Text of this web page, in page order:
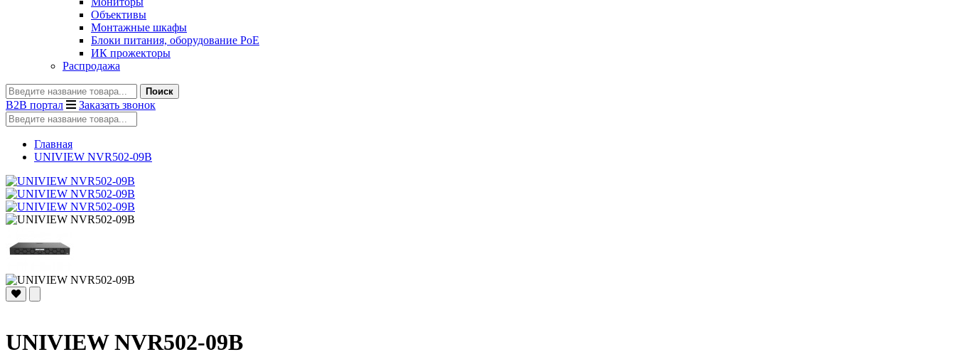
Объективы
Монтажные шкафы
Блоки питания, оборудование PoE
ИК прожекторы
Распродажа
Поиск
B2B портал Заказать звонок
Главная
UNIVIEW NVR502-09B
UNIVIEW NVR502-09B